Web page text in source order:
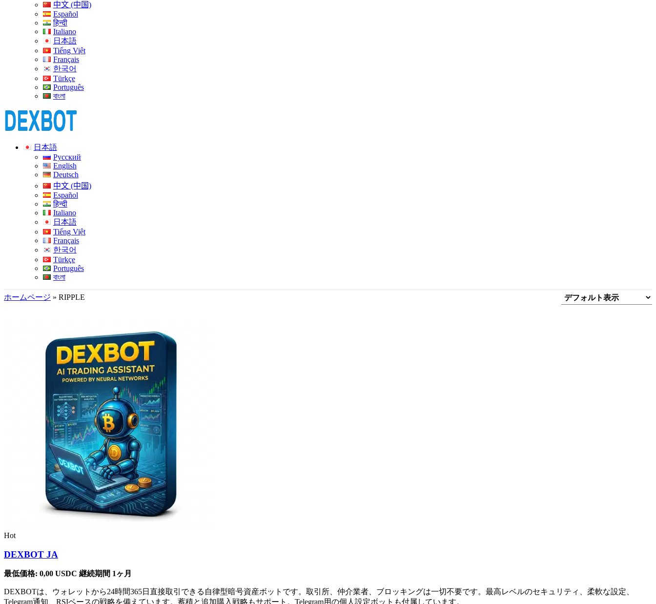
中文 (中国)
Español
हिन्दी
Italiano
日本語
Tiếng Việt
Français
한국어
Türkçe
Português
বাংলা
日本語
Русский
English
Deutsch
中文 (中国)
Español
हिन्दी
Italiano
日本語
Tiếng Việt
Français
한국어
Türkçe
Português
বাংলা
ホームページ » RIPPLE
Hot
DEXBOT JA
最低価格: 0,00 USDC 継続期間 1ヶ月
DEXBOTは、ウォレットから24時間365日直接取引できる自律型暗号資産ボットです。取引所、仲介業者、ブロッキングは一切不要です。最高レベルのセキュリティ、柔軟な設定、
Telegram通知、RSIベースの戦略を備えています。蓄積と追加購入戦略もサポート。Telegram用の個人設定ボットも付属しています。